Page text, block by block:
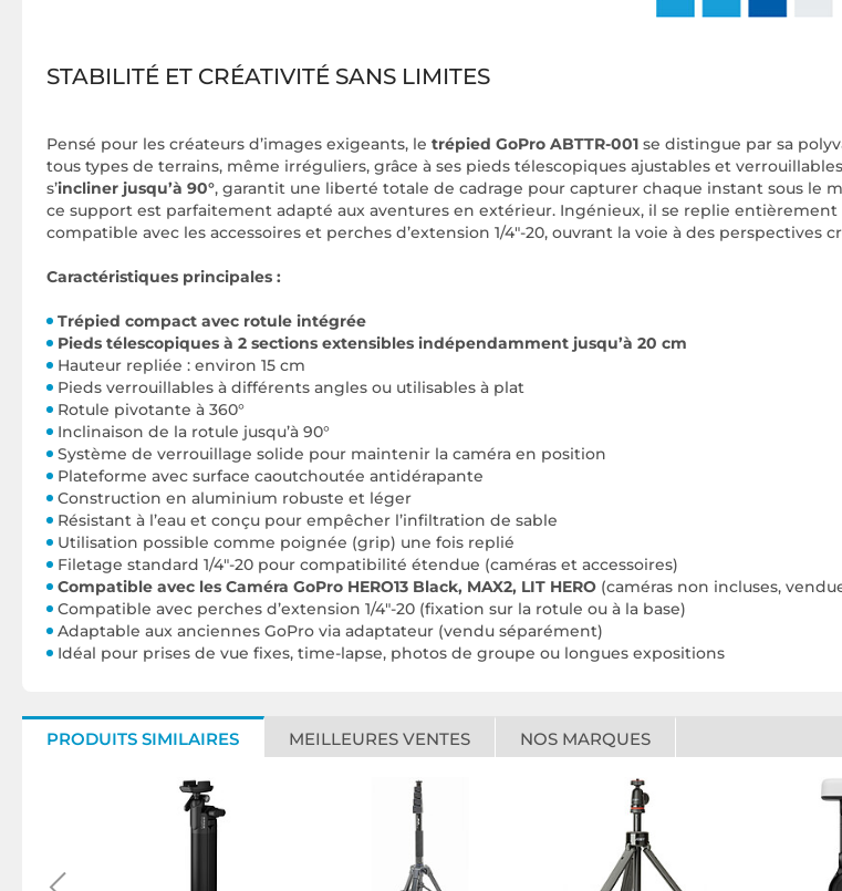
STABILITÉ ET CRÉATIVITÉ SANS LIMITES
Pensé pour les créateurs d’images exigeants, le trépied GoPro ABTTR-001 se distingue par sa
tous types de terrains, même irréguliers, grâce à ses pieds télescopiques ajustables et
s’incliner jusqu’à 90°, garantit une liberté totale de cadrage pour capturer chaque instant sous le
ce support est parfaitement adapté aux aventures en extérieur. Ingénieux, il se replie
compatible avec les accessoires et perches d’extension 1/4"-20, ouvrant la voie à des perspectives
Caractéristiques principales :
Trépied compact avec rotule intégrée
Pieds télescopiques à 2 sections extensibles indépendamment jusqu’à 20 cm
Hauteur repliée : environ 15 cm
Pieds verrouillables à différents angles ou utilisables à plat
Rotule pivotante à 360°
Inclinaison de la rotule jusqu’à 90°
Système de verrouillage solide pour maintenir la caméra en position
Plateforme avec surface caoutchoutée antidérapante
Construction en aluminium robuste et léger
Résistant à l’eau et conçu pour empêcher l’infiltration de sable
Utilisation possible comme poignée (grip) une fois replié
Filetage standard 1/4"-20 pour compatibilité étendue (caméras et accessoires)
Compatible avec les Caméra GoPro HERO13 Black, MAX2, LIT HERO (caméras non incluses,
Compatible avec perches d’extension 1/4"-20 (fixation sur la rotule ou à la base)
Adaptable aux anciennes GoPro via adaptateur (vendu séparément)
Idéal pour prises de vue fixes, time-lapse, photos de groupe ou longues expositions
PRODUITS SIMILAIRES MEILLEURES VENTES NOS MARQUES